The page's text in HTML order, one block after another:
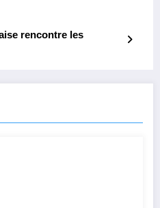
rencontre les